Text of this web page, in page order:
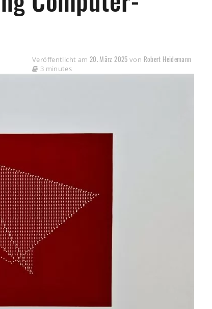
Veröffentlicht am 20. März 2025 von Robert Heidemann
3 minutes